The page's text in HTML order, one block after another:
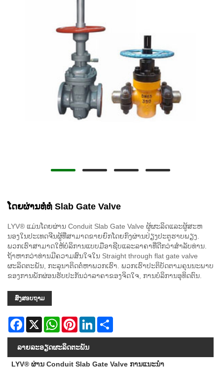
ໂດຍຜ່ານທໍ່ທໍ່ Slab Gate Valve
LYV® ແມ່ນ​ໂດຍ​ຜ່ານ Conduit Slab Gate Valve ຜູ້​ຜະ​ລິດ​ແລະ​ຜູ້​ສະ​ຫ
ນອງ​ໃນ​ປະ​ເທດ​ຈີນ​ຜູ້​ທີ່​ສາ​ມາດ​ຂາຍ​ຍົກ​ໂດຍ​ກົງ​ຜ່ານ​ປ່ຽງ​ປະ​ຕູ​ຮາບ​ພຽງ​.
ພວກເຮົາສາມາດໃຫ້ບໍລິການແບບມືອາຊີບແລະລາຄາທີ່ດີກວ່າສໍາລັບທ່ານ.
ຖ້າຫາກວ່າທ່ານມີຄວາມສົນໃຈໃນ Straight through flat gate valve
ຜະລິດຕະພັນ, ກະລຸນາຕິດຕໍ່ຫາພວກເຮົາ. ພວກ​ເຮົາ​ປະ​ຕິ​ບັດ​ຕາມ​ຄຸນ​ນະ​ພາບ​
ຂອງ​ການ​ພັກ​ຜ່ອນ​ຮັບ​ປະ​ກັນ​ວ່າ​ລາ​ຄາ​ຂອງ​ຈິດ​ໃຈ​, ການ​ບໍ​ລິ​ການ​ອຸ​ທິດ​ຕົນ​.
ສົ່ງສອບຖາມ
Facebook
X WhatsAppPinterestLinkedIn
ລາຍ​ລະ​ອຽດ​ຜະ​ລິດ​ຕະ​ພັນ
LYV® ຜ່ານ Conduit Slab Gate Valve ການແນະນໍາ